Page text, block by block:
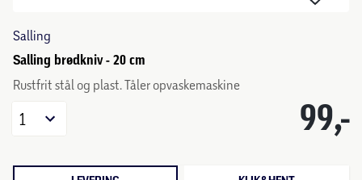
Salling
Salling brødkniv - 20 cm
Rustfrit stål og plast. Tåler opvaskemaskine
99,-
1